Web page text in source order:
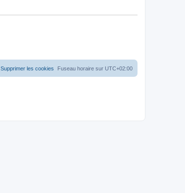
Fuseau horaire sur UTC+02:00
Supprimer les cookies